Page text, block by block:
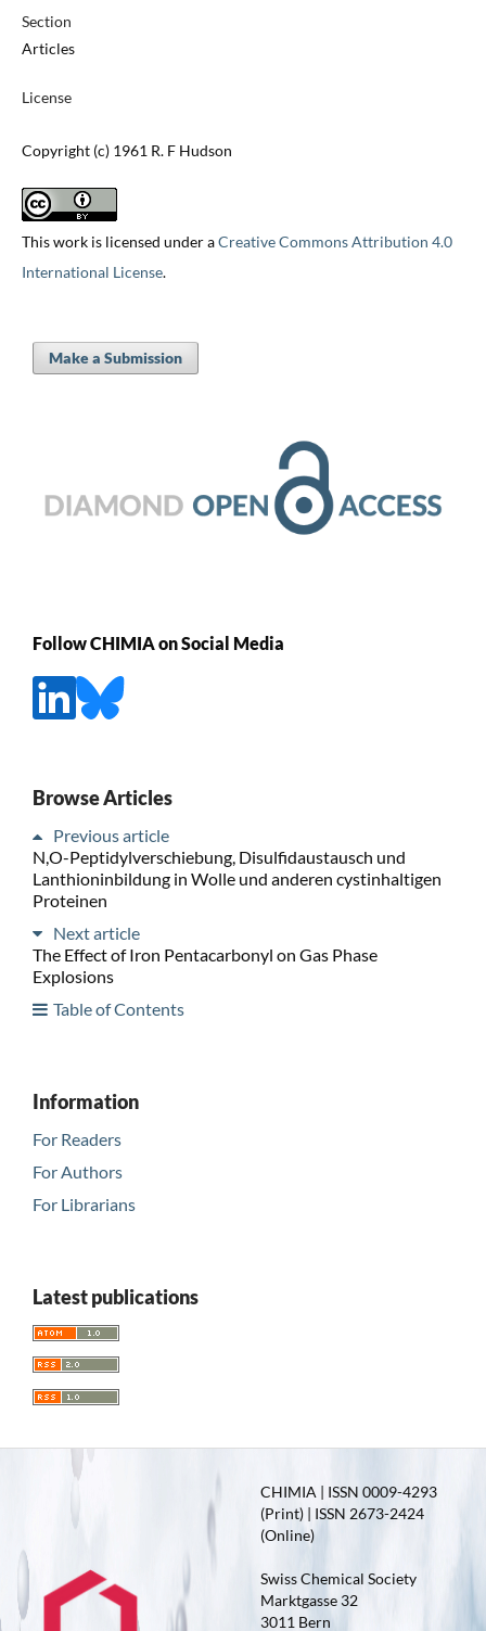
Section
Articles
License
Copyright (c) 1961 R. F Hudson
This work is licensed under aCreative Commons Attribution 4.0
International License.
Make a Submission
Follow CHIMIA on Social Media
Browse Articles
Previous article
N,O-Peptidylverschiebung, Disulfidaustausch und
Lanthioninbildung in Wolle und anderen cystinhaltigen
Proteinen
Next article
The Effect of Iron Pentacarbonyl on Gas Phase
Explosions
Table of Contents
Information
For Readers
For Authors
For Librarians
Latest publications
CHIMIA | ISSN 0009-4293
(Print) | ISSN 2673-2424
(Online)
Swiss Chemical Society
Marktgasse 32
3011 Bern